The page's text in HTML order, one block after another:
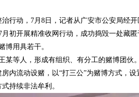
行动，7月8日，记者从广安市公安局经
初开展精准收网行动，成功捣毁一处藏
博用具若干。
等人，形成有组织、有分工的赌博团伙。
内流动设赌，以“打三公”为赌博方式，设
持续非法牟利。